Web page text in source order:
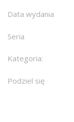
Data wydania
Seria
Kategoria:
Podziel się